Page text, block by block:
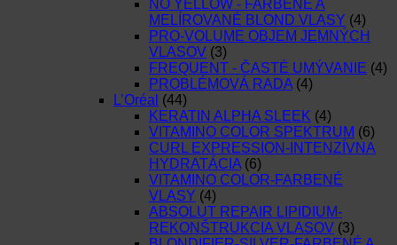
NO YELLOW - FARBENÉ A
MELÍROVANÉ BLOND VLASY (4)
PRO-VOLUME OBJEM JEMNÝCH
VLASOV (3)
FREQUENT - ČASTÉ UMÝVANIE (4)
PROBLÉMOVÁ RADA (4)
L’Oréal (44)
KERATIN ALPHA SLEEK (4)
VITAMINO COLOR SPEKTRUM (6)
CURL EXPRESSION-INTENZÍVNA
HYDRATÁCIA (6)
VITAMINO COLOR-FARBENÉ
VLASY (4)
ABSOLUT REPAIR LIPIDIUM-
REKONŠTRUKCIA VLASOV (3)